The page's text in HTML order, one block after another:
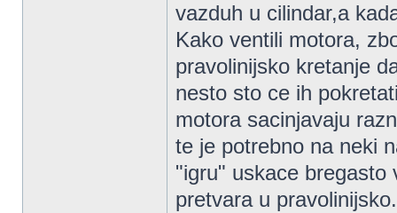
vazduh u cilindar,a
Kako ventili motora,
pravolinijsko kretanje
nesto sto ce ih
motora sacinjavaju
te je potrebno na neki
"igru" uskace bregasto
pretvara u